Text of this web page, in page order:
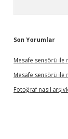
Son Yorumlar
Mesafe sensörü ile
Mesafe sensörü ile
Fotoğraf nasıl